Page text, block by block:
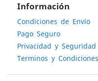
Información
Condiciones de Envío
Pago Seguro
Privacidad y Seguridad
Terminos y Condiciones